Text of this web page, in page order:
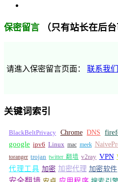
保密留言 （只有站长在后台
请進入保密留言页面： 联系我
关键词索引
BlackBeltPrivacy Chrome DNS
google ipv6 Linux mac meek
toranger trojan twitter 翻墙 v2ray VPN
代理工具 加密 加密代理 加密软件